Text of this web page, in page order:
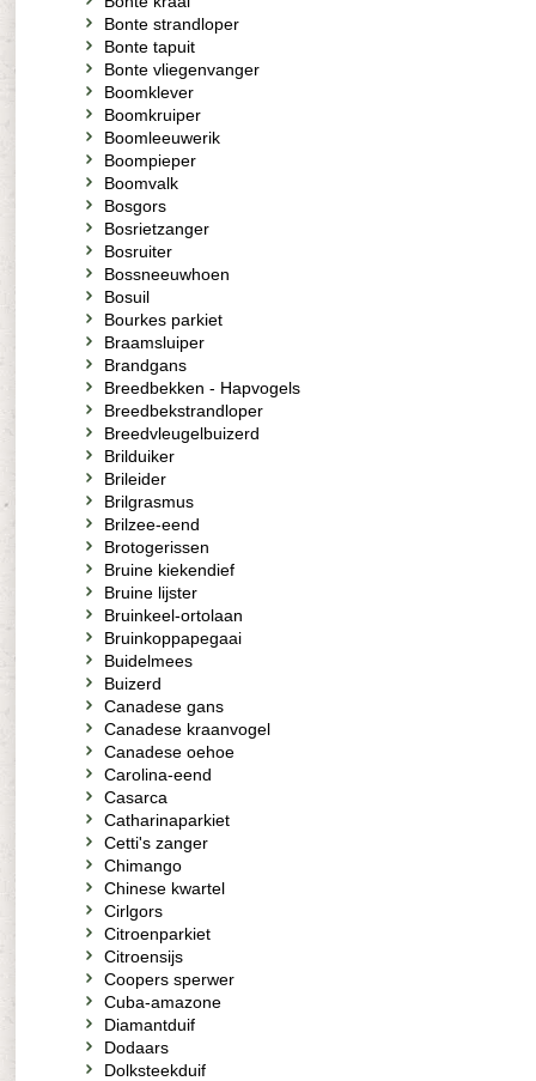
Bonte strandloper
Bonte tapuit
Bonte vliegenvanger
Boomklever
Boomkruiper
Boomleeuwerik
Boompieper
Boomvalk
Bosgors
Bosrietzanger
Bosruiter
Bossneeuwhoen
Bosuil
Bourkes parkiet
Braamsluiper
Brandgans
Breedbekken - Hapvogels
Breedbekstrandloper
Breedvleugelbuizerd
Brilduiker
Brileider
Brilgrasmus
Brilzee-eend
Brotogerissen
Bruine kiekendief
Bruine lijster
Bruinkeel-ortolaan
Bruinkoppapegaai
Buidelmees
Buizerd
Canadese gans
Canadese kraanvogel
Canadese oehoe
Carolina-eend
Casarca
Catharinaparkiet
Cetti's zanger
Chimango
Chinese kwartel
Cirlgors
Citroenparkiet
Citroensijs
Coopers sperwer
Cuba-amazone
Diamantduif
Dodaars
Dolksteekduif